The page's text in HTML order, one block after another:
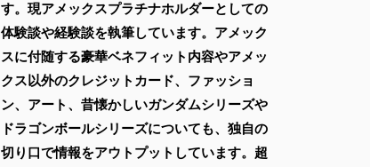
す。現アメックスプラチナホルダーとしての
体験談や経験談を執筆しています。アメック
スに付随する豪華ベネフィット内容やアメッ
クス以外のクレジットカード、ファッショ
ン、アート、昔懐かしいガンダムシリーズや
ドラゴンボールシリーズについても、独自の
切り口で情報をアウトプットしています。超